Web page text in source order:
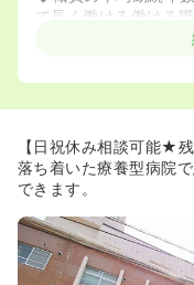
て長く働ける働ける職
◆定年は60歳ですが
現在も70代の方まで
《患者様一人ひとり
す》
◆同院は82床の療養
◆患者様とのコミュニ
い生活を支える看護
境です。
【日祝休み相談可能★
落ち着いた療養型病院
できます。